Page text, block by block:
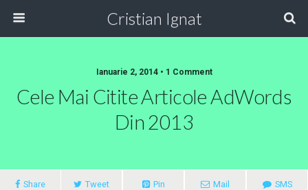
Cristian Ignat
Ianuarie 2, 2014 • 1 Comment
Cele Mai Citite Articole AdWords
Din 2013
Share Tweet Pin Mail SMS